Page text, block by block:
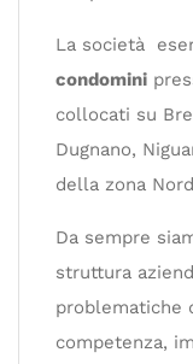
La società
condomini
collocati su
Dugnano,
della zona
Da sempre
struttura
problematiche
competenza,